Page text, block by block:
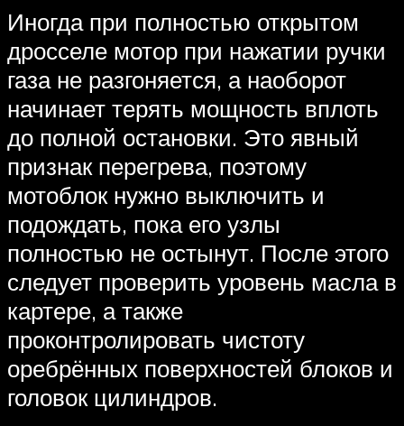
Иногда при полностью открытом
дросселе мотор при нажатии ручки
газа не разгоняется, а наоборот
начинает терять мощность вплоть
до полной остановки. Это явный
признак перегрева, поэтому
мотоблок нужно выключить и
подождать, пока его узлы
полностью не остынут. После этого
следует проверить уровень масла в
картере, а также
проконтролировать чистоту
оребрённых поверхностей блоков и
головок цилиндров.